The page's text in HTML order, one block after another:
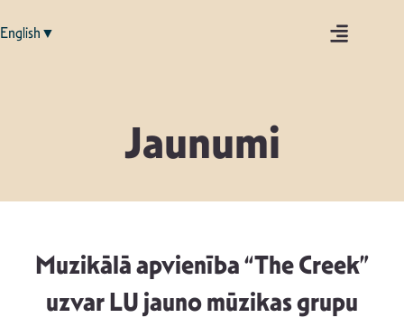
English▼
Jaunumi
Muzikālā apvienība “The Creek”
uzvar LU jauno mūzikas grupu